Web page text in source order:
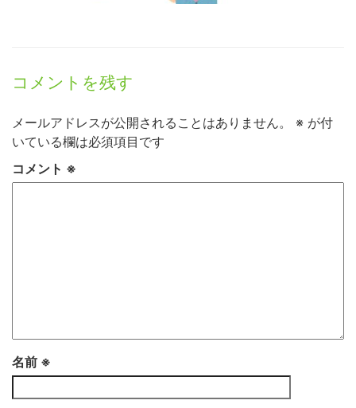
コメントを残す
メールアドレスが公開されることはありません。 ※ が付
いている欄は必須項目です
コメント ※
名前 ※